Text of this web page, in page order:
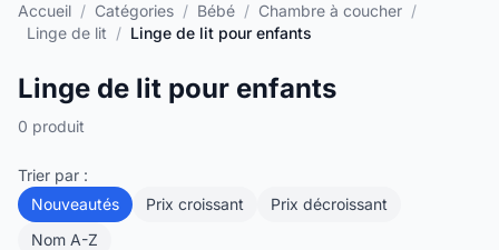
Accueil / Catégories / Bébé / Chambre à coucher /
Linge de lit / Linge de lit pour enfants
Linge de lit pour enfants
0 produit
Trier par :
Nouveautés
Prix croissant
Prix décroissant
Nom A-Z